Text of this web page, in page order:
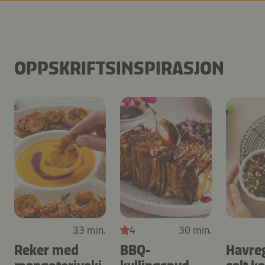
OPPSKRIFTSINSPIRASJON
33 min.
Reker med
4 30 min.
BBQ-